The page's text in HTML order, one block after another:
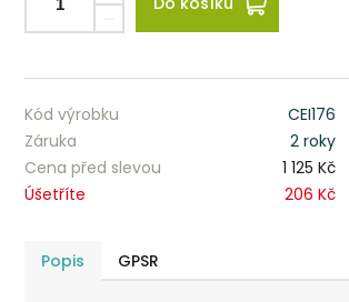
Kód výrobku
CEI176
Záruka
2 roky
Cena před slevou
1 125 Kč
Úšetříte
206 Kč
Popis GPSR